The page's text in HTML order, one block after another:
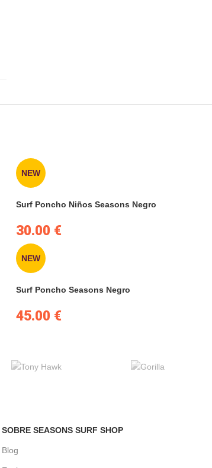
NEW
Surf Poncho Niños Seasons Negro
30.00 €
NEW
Surf Poncho Seasons Negro
45.00 €
SOBRE SEASONS SURF SHOP
Blog